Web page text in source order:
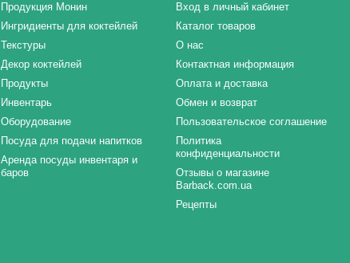
Продукция Монин
Ингридиенты для коктейлей
Текстуры
Декор коктейлей
Продукты
Инвентарь
Оборудование
Посуда для подачи напитков
Аренда посуды инвентаря и
баров
Вход в личный кабинет
Каталог товаров
О нас
Контактная информация
Оплата и доставка
Обмен и возврат
Пользовательское соглашение
Политика
конфиденциальности
Отзывы о магазине
Barback.com.ua
Рецепты